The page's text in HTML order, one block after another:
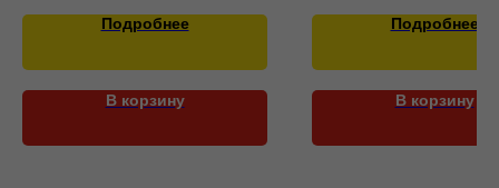
Подробнее
В корзину
сметана, соль, сосиски
Подробнее
В корзину